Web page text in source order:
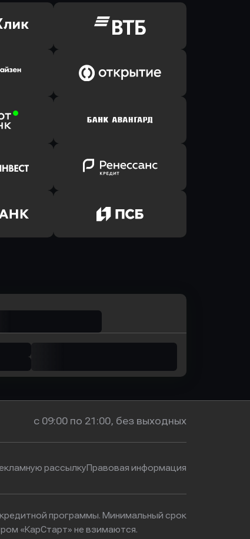
Банк
Оправить заявку
в ВТБ
Банк
в Банк Открытие
Банк
Оправить заявку
в Банк Авангард
Оправить заявку
в Ренессанс Банк
с 09:00 по 21:00, без выходных
рассылкуПравовая информация
программы. Минимальный срок
«КарСтарт» не взимаются.